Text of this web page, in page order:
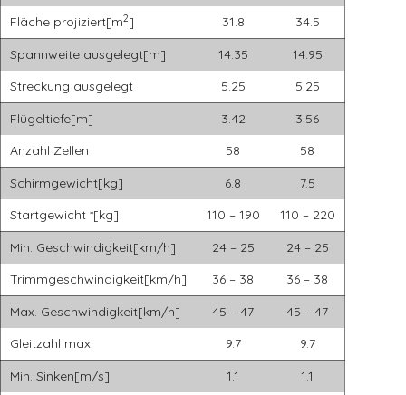
Fläche projiziert[m2] 31.8
34.5
Spannweite ausgelegt[m]
14.35
14.95
Streckung ausgelegt
5.25
5.25
Flügeltiefe[m]
3.42
3.56
Anzahl Zellen
58
58
Schirmgewicht[kg]
6.8
7.5
Startgewicht *[kg]
110 – 190
110 – 220
Min. Geschwindigkeit[km/h]
24 – 25
24 – 25
Trimmgeschwindigkeit[km/h]
36 – 38
36 – 38
Max. Geschwindigkeit[km/h]
45 – 47
45 – 47
Gleitzahl max.
9.7
9.7
Min. Sinken[m/s]
1.1
1.1